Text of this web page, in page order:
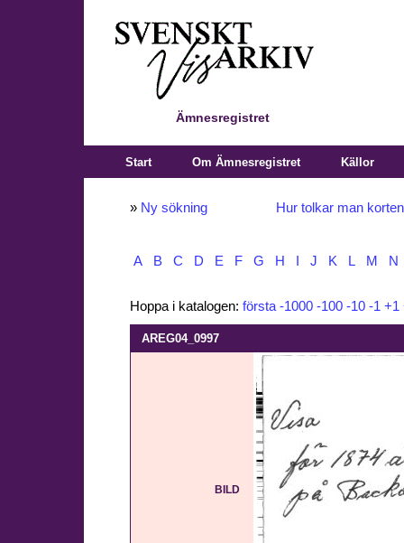
Ämnesregistret
Start Om Ämnesregistret Källor
» Ny sökning Hur tolkar man
A B C D E F G H J K L M N
Hoppa i katalogen: första -1000 -100 -10 -1 +1
AREG04_0997
BILD